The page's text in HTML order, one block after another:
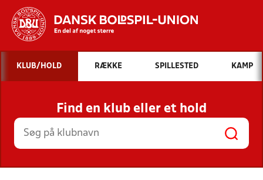
Hvad vil du søge efter?
INDHOLD OG NYHEDER
STILLINGER, RESULTATER, KLUBBER OG
HOLD
KLUB/HOLD RÆKKE SPILLESTED KAMP
Find en klub eller et hold